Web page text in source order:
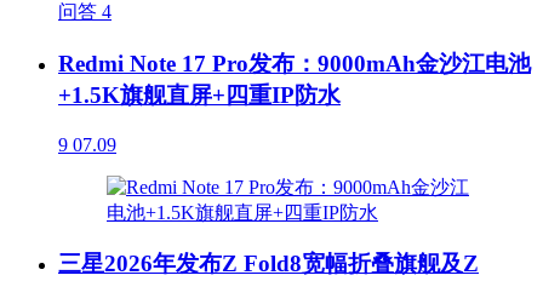
问答 4
Redmi Note 17 Pro发布：9000mAh金沙江电池
+1.5K旗舰直屏+四重IP防水
9 07.09
三星2026年发布Z Fold8宽幅折叠旗舰及Z